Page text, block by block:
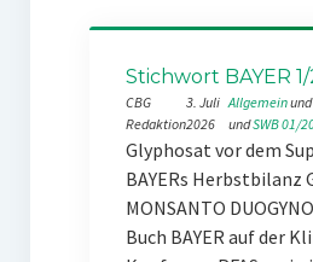
Stichwort BAYER
CBG
Redaktion
3. Juli
2026
Allgemein
und SWB 01/
Glyphosat vor dem
BAYERs
MONSANTO
Buch BAYER auf der